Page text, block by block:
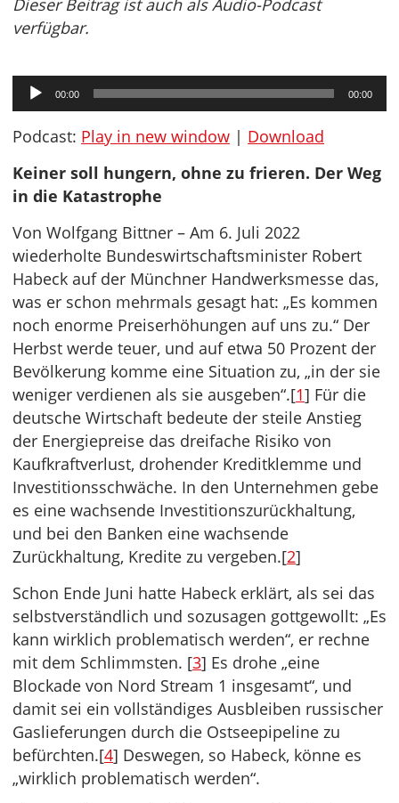
Dieser Beitrag ist auch als Audio-Podcast
verfügbar.
Audio-
Player
00:00 00:00
Podcast: Play in new window | Download
Keiner soll hungern, ohne zu frieren. Der Weg
in die Katastrophe
Von Wolfgang Bittner – Am 6. Juli 2022
wiederholte Bundeswirtschaftsminister Robert
Habeck auf der Münchner Handwerksmesse das,
was er schon mehrmals gesagt hat: „Es kommen
noch enorme Preiserhöhungen auf uns zu.“ Der
Herbst werde teuer, und auf etwa 50 Prozent der
Bevölkerung komme eine Situation zu, „in der sie
weniger verdienen als sie ausgeben“.[1] Für die
deutsche Wirtschaft bedeute der steile Anstieg
der Energiepreise das dreifache Risiko von
Kaufkraftverlust, drohender Kreditklemme und
Investitionsschwäche. In den Unternehmen gebe
es eine wachsende Investitionszurückhaltung,
und bei den Banken eine wachsende
Zurückhaltung, Kredite zu vergeben.[2]
Schon Ende Juni hatte Habeck erklärt, als sei das
selbstverständlich und sozusagen gottgewollt: „Es
kann wirklich problematisch werden“, er rechne
mit dem Schlimmsten. [3] Es drohe „eine
Blockade von Nord Stream 1 insgesamt“, und
damit sei ein vollständiges Ausbleiben russischer
Gaslieferungen durch die Ostseepipeline zu
befürchten.[4] Deswegen, so Habeck, könne es
„wirklich problematisch werden“.